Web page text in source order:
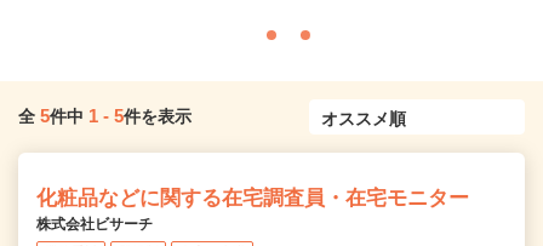
全 5件中 1 - 5件を表示
化粧品などに関する在宅調査員・在宅モニター
株式会社ビサーチ